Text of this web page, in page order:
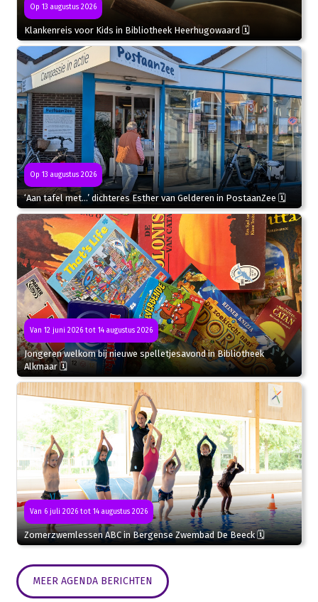
Op 13 augustus 2026
Klankenreis voor Kids in Bibliotheek Heerhugowaard 🗓
Op 13 augustus 2026
‘Aan tafel met…’ dichteres Esther van Gelderen in PostaanZee 🗓
Van 12 juni 2026 tot 14 augustus 2026
Jongeren welkom bij nieuwe spelletjesavond in Bibliotheek
Alkmaar 🗓
Van 6 juli 2026 tot 14 augustus 2026
Zomerzwemlessen ABC in Bergense Zwembad De Beeck 🗓
MEER AGENDA BERICHTEN